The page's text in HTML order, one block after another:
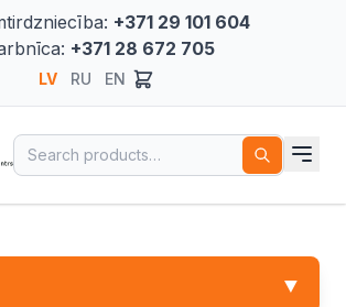
+371 29 101 604
+371 28 672 705
LV RU EN
Search for:
▼